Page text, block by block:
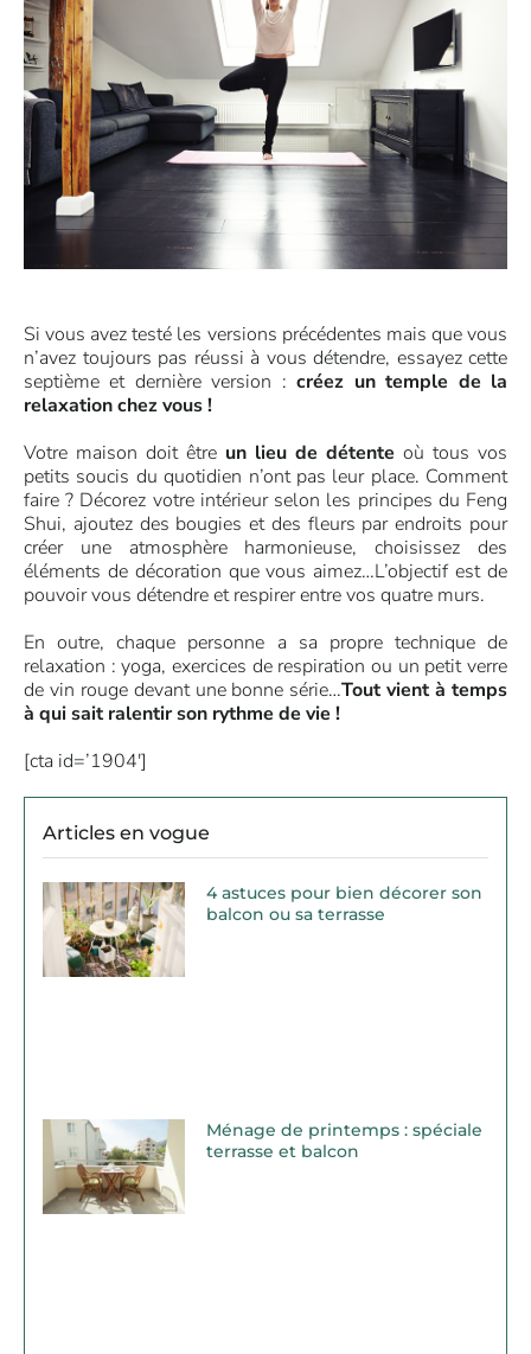
Si vous avez testé les versions précédentes mais que vous
n’avez toujours pas réussi à vous détendre, essayez cette
septième et dernière version :créez un temple de la
relaxation chez vous !
Votre maison doit être un lieu de détente où tous vos
petits soucis du quotidien n’ont pas leur place. Comment
faire ? Décorez votre intérieur selon les principes du Feng
Shui, ajoutez des bougies et des fleurs par endroits pour
créer une atmosphère harmonieuse, choisissez des
éléments de décoration que vous aimez…L’objectif est de
pouvoir vous détendre et respirer entre vos quatre murs.
En outre, chaque personne a sa propre technique de
relaxation : yoga, exercices de respiration ou un petit verre
de vin rouge devant une bonne série…Tout vient à temps
à qui sait ralentir son rythme de vie !
[cta id=’1904′]
Articles en vogue
4 astuces pour bien décorer son
balcon ou sa terrasse
Ménage de printemps : spéciale
terrasse et balcon